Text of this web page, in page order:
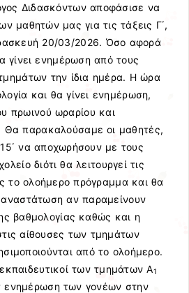
Διδασκόντων αποφάσισε να
μαθητών μας για τις τάξεις Γ΄,
20/03/2026. Όσο αφορά
γίνει ενημέρωση από τους
την ίδια ημέρα. Η ώρα
και θα γίνει ενημέρωση,
πρωινού ωραρίου και
Θα παρακαλούσαμε οι μαθητές,
να αποχωρήσουν με τους
διότι θα λειτουργεί τις
το ολοήμερο πρόγραμμα και θα
αναστάτωση αν παραμείνουν
βαθμολογίας καθώς και η
αίθουσες των τμημάτων
από το ολοήμερο.
των τμημάτων Α1
ενημέρωση των γονέων στην